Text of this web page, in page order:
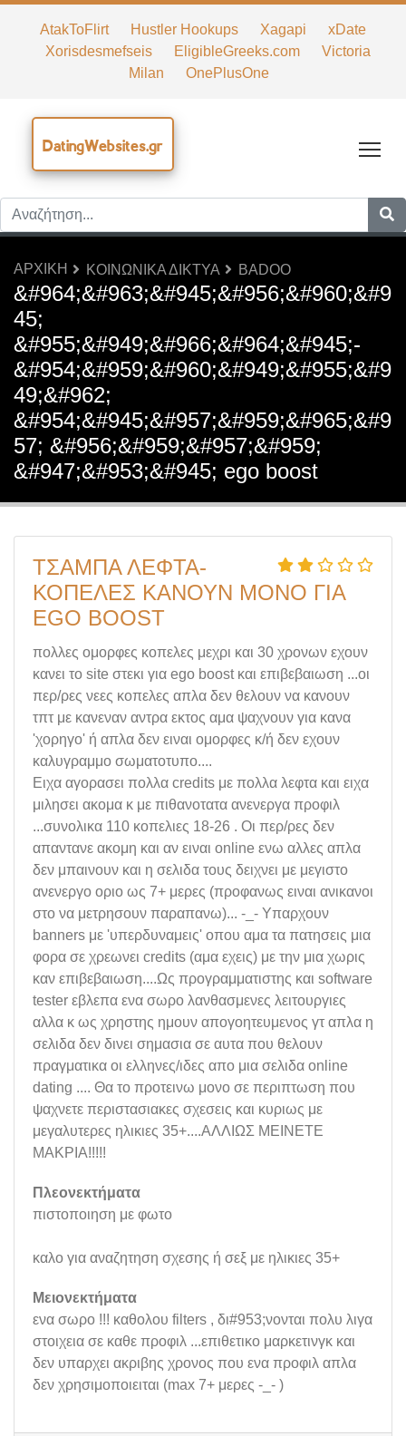
AtakToFlirt Hustler Hookups Xagapi
xDate
Xorisdesmefseis
EligibleGreeks.com
Victoria
Milan
OnePlusOne
DatingWebsites.gr
ΑΡΧΙΚΉ ΚΟΙΝΩΝΙΚΆ ΔΊΚΤΥΑ BADOO
&#964;&#963;&#945;&#956;&#960;&#9
45;
&#955;&#949;&#966;&#964;&#945;-
&#954;&#959;&#960;&#949;&#955;&#9
49;&#962;
&#954;&#945;&#957;&#959;&#965;&#9
57; &#956;&#959;&#957;&#959;
&#947;&#953;&#945; ego boost
ΤΣΑΜΠΑ ΛΕΦΤΑ-
ΚΟΠΕΛΕΣ ΚΑΝΟΥΝ ΜΟΝΟ ΓΙΑ
EGO BOOST
πολλες ομορφες κοπελες μεχρι και 30 χρονων εχουν
κανει το site στεκι για ego boost και επιβεβαιωση ...οι
περ/ρες νεες κοπελες απλα δεν θελουν να κανουν
τπτ με κανεναν αντρα εκτος αμα ψαχνουν για κανα
'χορηγο' ή απλα δεν ειναι ομορφες κ/ή δεν εχουν
καλυγραμμο σωματοτυπο....
Ειχα αγορασει πολλα credits με πολλα λεφτα και ειχα
μιλησει ακομα κ με πιθανοτατα ανενεργα προφιλ
...συνολικα 110 κοπελιες 18-26 . Οι περ/ρες δεν
απαντανε ακομη και αν ειναι online ενω αλλες απλα
δεν μπαινουν και η σελιδα τους δειχνει με μεγιστο
ανενεργο οριο ως 7+ μερες (προφανως ειναι ανικανοι
στο να μετρησουν παραπανω)... -_- Υπαρχουν
banners με 'υπερδυναμεις' οπου αμα τα πατησεις μια
φορα σε χρεωνει credits (αμα εχεις) με την μια χωρις
καν επιβεβαιωση....Ως προγραμματιστης και software
tester εβλεπα ενα σωρο λανθασμενες λειτουργιες
αλλα κ ως χρηστης ημουν απογοητευμενος γτ απλα η
σελιδα δεν δινει σημασια σε αυτα που θελουν
πραγματικα οι ελληνες/ιδες απο μια σελιδα online
dating .... Θα το προτεινω μονο σε περιπτωση που
ψαχνετε περιστασιακες σχεσεις και κυριως με
μεγαλυτερες ηλικιες 35+....ΑΛΛΙΩΣ ΜΕΙΝΕΤΕ
ΜΑΚΡΙΑ!!!!!
Πλεονεκτήματα
πιστοποιηση με φωτο
καλο για αναζητηση σχεσης ή σεξ με ηλικιες 35+
Μειονεκτήματα
ενα σωρο !!! καθολου filters , δι#953;νονται πολυ λιγα
στοιχεια σε καθε προφιλ ...επιθετικο μαρκετινγκ και
δεν υπαρχει ακριβης χρονος που ενα προφιλ απλα
δεν χρησιμοποιειται (max 7+ μερες -_- )